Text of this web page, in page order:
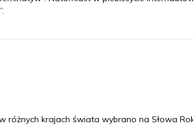
różnych krajach świata wybrano na Słowa